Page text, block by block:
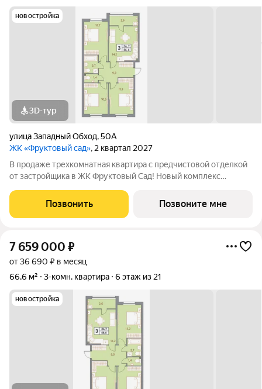
новостройка
3D-тур
улица Западный Обход,50А
ЖК «Фруктовый сад», 2 квартал 2027
В продаже трехкомнатная квартира с предчистовой отделкой
от застройщика в ЖК Фруктовый Сад! Новый комплекс
Жилой комплекс Фруктовый Сад - это уютный жилой комплекс
с развитой инфраструктурой
Позвонить Позвоните мне
7 659 000 ₽
от 36 690 ₽ в месяц
66,6 м²
3-комн. квартира 6 этаж из 21
новостройка